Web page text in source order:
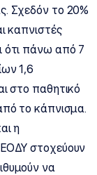
Σχεδόν το 20%
καπνιστές
ότι πάνω από 7
1,6
στο παθητικό
το κάπνισμα.
η
στοχεύουν
να